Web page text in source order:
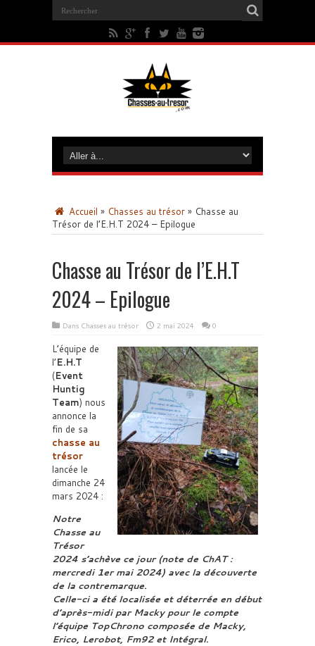
Accueil » Chasses au trésor » Chasse au
Trésor de l’E.H.T 2024 – Epilogue
Chasse au Trésor de l’E.H.T
2024 – Epilogue
Dans Chasses au trésor 2 mai 2024 0
L’équipe de
l’E.H.T
(Event
Huntig
Team) nous
annonce la
fin de sa
chasse au
trésor
lancée le
dimanche 24
mars 2024 :
Notre
Chasse au
Trésor
2024 s’achève ce jour (note de ChAT :
mercredi 1er mai 2024) avec la découverte
de la contremarque.
Celle-ci a été localisée et déterrée en début
d’après-midi par Macky pour le compte
l’équipe TopChrono composée de Macky,
Erico, Lerobot, Fm92 et Intégral.